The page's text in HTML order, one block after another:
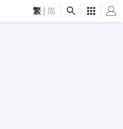
繁 简